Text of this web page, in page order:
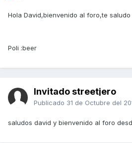
Hola David,bienvenido al foro,te
Poli :beer
Invitado streetjero
Publicado 31 de Octubre del
saludos david y bienvenido al foro